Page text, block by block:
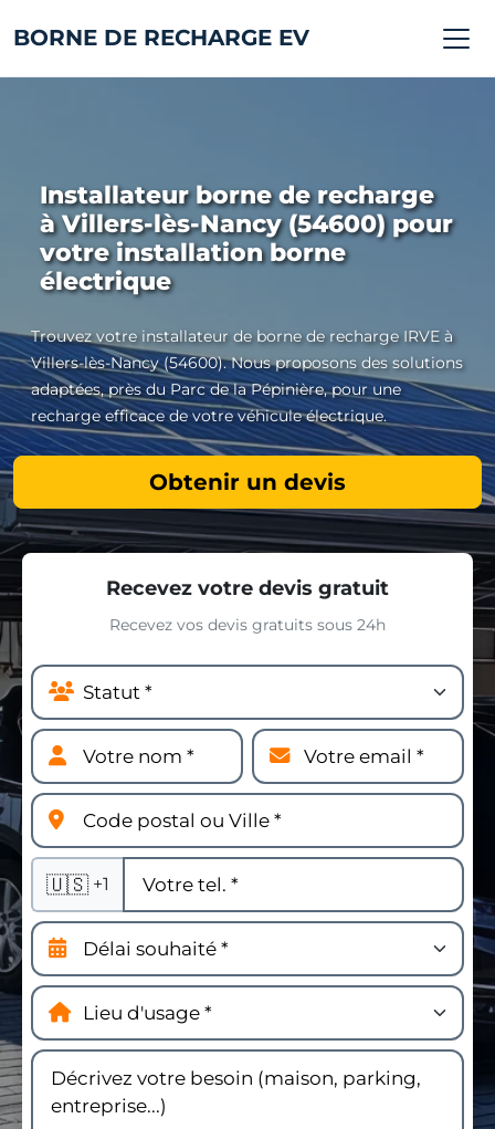
BORNE DE RECHARGE EV
Installateur borne de recharge
à Villers-lès-Nancy (54600) pour
votre installation borne
électrique
Trouvez votre installateur de borne de recharge IRVE à
Villers-lès-Nancy (54600). Nous proposons des solutions
adaptées, près du Parc de la Pépinière, pour une
recharge efficace de votre véhicule électrique.
Obtenir un devis
Recevez votre devis gratuit
Recevez vos devis gratuits sous 24h
🇺🇸 +1